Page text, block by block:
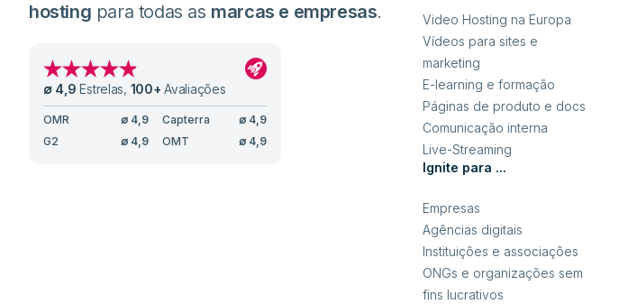
hosting para todas as marcas e empresas.
∅ 4,9 Estrelas, 100+ Avaliações
OMR ∅ 4,9 Capterra ∅ 4,9
G2
∅ 4,9 OMT ∅ 4,9
Video Hosting na Europa
Vídeos para sites e
marketing
E-learning e formação
Páginas de produto e docs
Comunicação interna
Live-Streaming
Ignite para ...
Empresas
Agências digitais
Instituições e associações
ONGs e organizações sem
fins lucrativos